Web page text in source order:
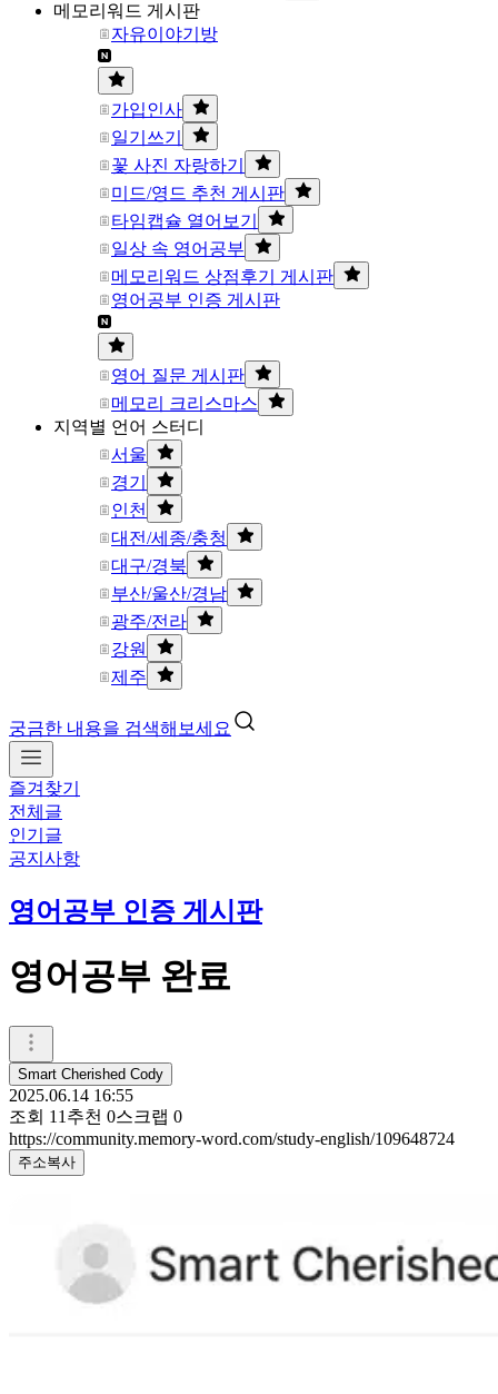
메모리워드 게시판
자유이야기방
가입인사
일기쓰기
꽃 사진 자랑하기
미드/영드 추천 게시판
타임캡슐 열어보기
일상 속 영어공부
메모리워드 상점후기 게시판
영어공부 인증 게시판
영어 질문 게시판
메모리 크리스마스
지역별 언어 스터디
서울
경기
인천
대전/세종/충청
대구/경북
부산/울산/경남
광주/전라
강원
제주
궁금한 내용을 검색해보세요
즐겨찾기
전체글
인기글
공지사항
영어공부 인증 게시판
영어공부 완료
Smart Cherished Cody
2025.06.14 16:55
조회 11 추천 0스크랩 0
https://community.memory-word.com/study-english/109648724
주소복사